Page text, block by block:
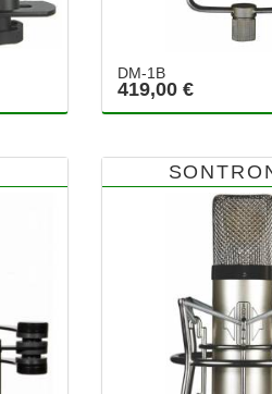
DM-1B
419,00 €